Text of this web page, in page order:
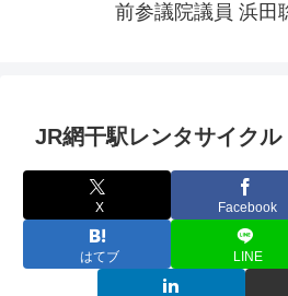
前参議院議員 浜田
JR網干駅レンタサイクル
X Facebook
はてブ LINE